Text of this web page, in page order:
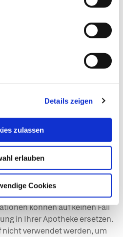
Details zeigen
zulassen
erlauben
Cookies
med. Arne Schäffler in:
3. Auflage (2014). | zuletzt
Artikel ist nach
verfasst
Die in diesem Artikel
können auf keinen Fall
in Ihrer Apotheke ersetzen.
nicht verwendet werden, um